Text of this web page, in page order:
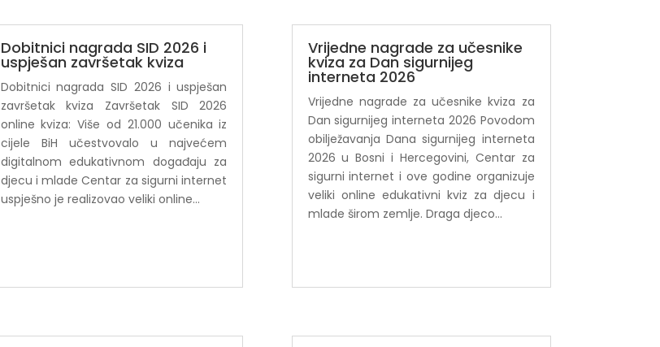
Dobitnici nagrada SID 2026 i
uspješan završetak kviza
Dobitnici nagrada SID 2026 i uspješan
završetak kviza Završetak SID 2026
online kviza: Više od 21.000 učenika iz
cijele BiH učestvovalo u najvećem
digitalnom edukativnom događaju za
djecu i mlade Centar za sigurni internet
uspješno je realizovao veliki online...
Vrijedne nagrade za učesnike
kviza za Dan sigurnijeg
interneta 2026
Vrijedne nagrade za učesnike kviza za
Dan sigurnijeg interneta 2026 Povodom
obilježavanja Dana sigurnijeg interneta
2026 u Bosni i Hercegovini, Centar za
sigurni internet i ove godine organizuje
veliki online edukativni kviz za djecu i
mlade širom zemlje. Draga djeco...